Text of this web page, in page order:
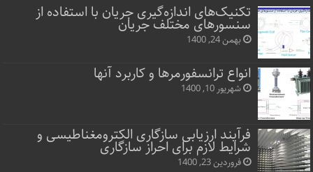
تکنیک‌های اندازه‌گیری جریان با استفاده از
سنسورهای مختلف جریان
بهمن 24, 1400
انواع ترانسفورمرها و کاربرد آنها
شهریور 10, 1400
فرآیند ارزیابی سازگاری الکترومغناطیسی و
شرایط لازم برای احراز سازگاری
فروردین 23, 1400